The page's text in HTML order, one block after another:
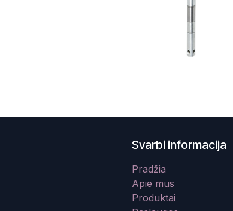
Svarbi informacija
Pradžia
Apie mus
Produktai